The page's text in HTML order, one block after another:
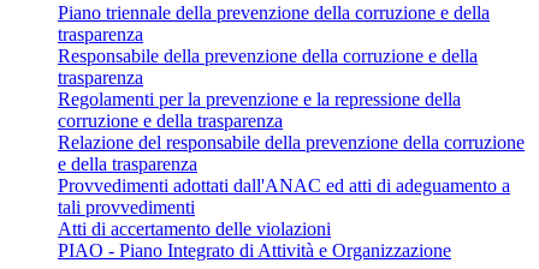
Piano triennale della prevenzione della corruzione e della
trasparenza
Responsabile della prevenzione della corruzione e della
trasparenza
Regolamenti per la prevenzione e la repressione della
corruzione e della trasparenza
Relazione del responsabile della prevenzione della corruzione
e della trasparenza
Provvedimenti adottati dall'ANAC ed atti di adeguamento a
tali provvedimenti
Atti di accertamento delle violazioni
PIAO - Piano Integrato di Attività e Organizzazione